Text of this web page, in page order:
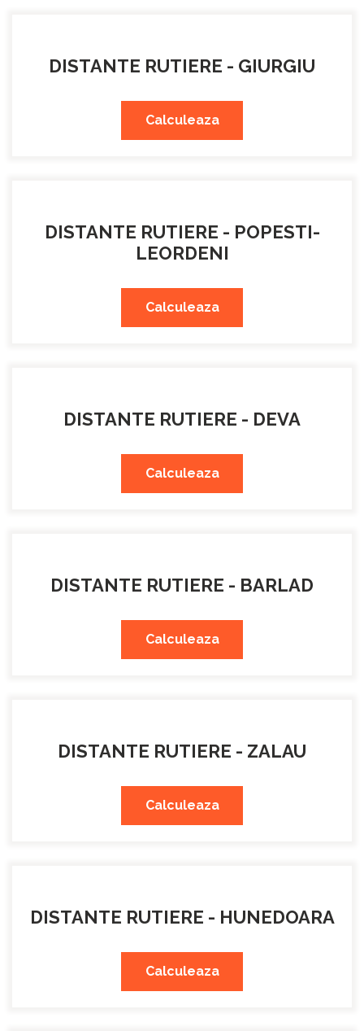
DISTANTE RUTIERE - GIURGIU
Calculeaza
DISTANTE RUTIERE - POPESTI-
LEORDENI
Calculeaza
DISTANTE RUTIERE - DEVA
Calculeaza
DISTANTE RUTIERE - BARLAD
Calculeaza
DISTANTE RUTIERE - ZALAU
Calculeaza
DISTANTE RUTIERE - HUNEDOARA
Calculeaza